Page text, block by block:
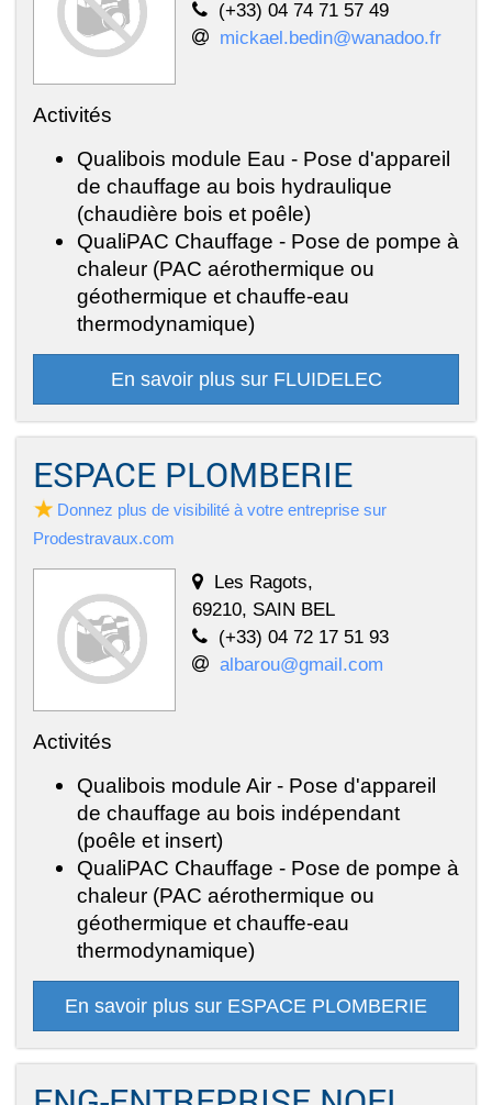
(+33) 04 74 71 57 49
mickael.bedin@wanadoo.fr
Activités
Qualibois module Eau - Pose d'appareil
de chauffage au bois hydraulique
(chaudière bois et poêle)
QualiPAC Chauffage - Pose de pompe à
chaleur (PAC aérothermique ou
géothermique et chauffe-eau
thermodynamique)
En savoir plus sur FLUIDELEC
ESPACE PLOMBERIE
Donnez plus de visibilité à votre entreprise sur
Prodestravaux.com
Les Ragots,
69210, SAIN BEL
(+33) 04 72 17 51 93
albarou@gmail.com
Activités
Qualibois module Air - Pose d'appareil
de chauffage au bois indépendant
(poêle et insert)
QualiPAC Chauffage - Pose de pompe à
chaleur (PAC aérothermique ou
géothermique et chauffe-eau
thermodynamique)
En savoir plus sur ESPACE PLOMBERIE